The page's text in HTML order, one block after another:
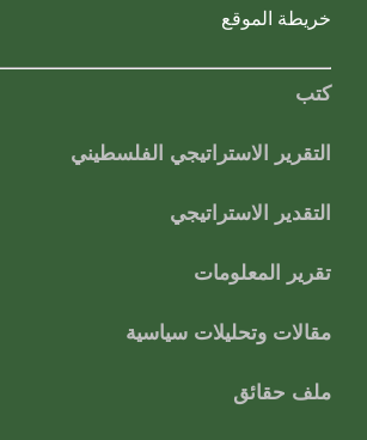
خريطة الموقع
كتب
التقرير الاستراتيجي الفلسطيني
التقدير الاستراتيجي
تقرير المعلومات
مقالات وتحليلات سياسية
ملف حقائق